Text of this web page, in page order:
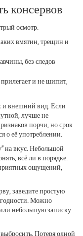
консервов
осмотр:
вмятин, трещин и
без следов
и не шипит,
и внешний вид. Если
лучше не
порчи, но срок
о её употреблении.
на вкус. Небольшой
всё ли в порядке.
ощущений,
заведите простую
годности. Можно
небольшую записку
Потеря одной